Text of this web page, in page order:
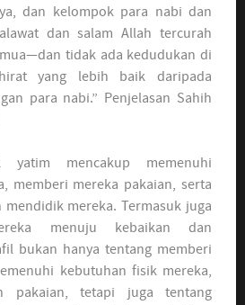
dan kelompok para nabi dan
dan salam Allah tercurah
tidak ada kedudukan di
yang lebih baik daripada
para nabi.” Penjelasan Sahih
yatim mencakup memenuhi
memberi mereka pakaian, serta
mendidik mereka. Termasuk juga
menuju kebaikan dan
bukan hanya tentang memberi
kebutuhan fisik mereka,
pakaian, tetapi juga tentang